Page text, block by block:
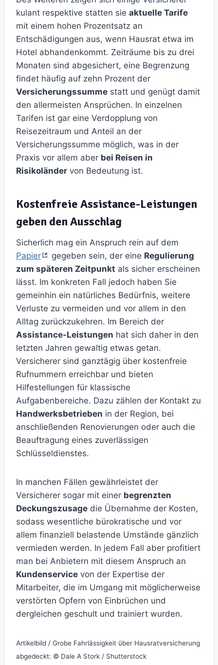
kulant respektive statten sie aktuelle Tarife
mit einem hohen Prozentsatz an
Entschädigungen aus, wenn Hausrat etwa im
Hotel abhandenkommt. Zeiträume bis zu drei
Monaten sind abgesichert, eine Begrenzung
findet häufig auf zehn Prozent der
Versicherungssumme statt und genügt damit
den allermeisten Ansprüchen. In einzelnen
Tarifen ist gar eine Verdopplung von
Reisezeitraum und Anteil an der
Versicherungssumme möglich, was in der
Praxis vor allem aber bei Reisen in
Risikoländer von Bedeutung ist.
Kostenfreie Assistance-Leistungen
geben den Ausschlag
Sicherlich mag ein Anspruch rein auf dem
Papier
gegeben sein, der eine Regulierung
zum späteren Zeitpunkt als sicher erscheinen
lässt. Im konkreten Fall jedoch haben Sie
gemeinhin ein natürliches Bedürfnis, weitere
Verluste zu vermeiden und vor allem in den
Alltag zurückzukehren. Im Bereich der
Assistance-Leistungen hat sich daher in den
letzten Jahren gewaltig etwas getan.
Versicherer sind ganztägig über kostenfreie
Rufnummern erreichbar und bieten
Hilfestellungen für klassische
Aufgabenbereiche. Dazu zählen der Kontakt zu
Handwerksbetrieben in der Region, bei
anschließenden Renovierungen oder auch die
Beauftragung eines zuverlässigen
Schlüsseldienstes.
In manchen Fällen gewährleistet der
Versicherer sogar mit einer begrenzten
Deckungszusage die Übernahme der Kosten,
sodass wesentliche bürokratische und vor
allem finanziell belastende Umstände gänzlich
vermieden werden. In jedem Fall aber profitiert
man bei Anbietern mit diesem Anspruch an
Kundenservice von der Expertise der
Mitarbeiter, die im Umgang mit möglicherweise
verstörten Opfern von Einbrüchen und
dergleichen geschult und trainiert wurden.
Artikelbild / Grobe Fahrlässigkeit über Hausratversicherung
abgedeckt: © Dale A Stork / Shutterstock